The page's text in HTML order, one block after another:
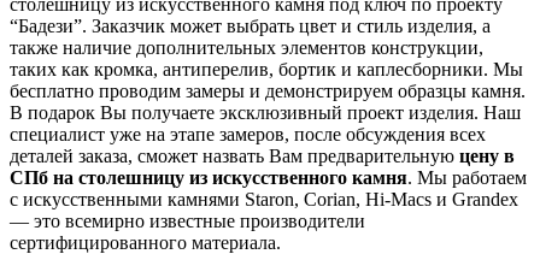
“Бадези”. Заказчик может выбрать цвет и стиль изделия, а
также наличие дополнительных элементов конструкции,
таких как кромка, антиперелив, бортик и каплесборники. Мы
бесплатно проводим замеры и демонстрируем образцы камня.
В подарок Вы получаете эксклюзивный проект изделия. Наш
специалист уже на этапе замеров, после обсуждения всех
деталей заказа, сможет назвать Вам предварительную цену в
СПб на столешницу из искусственного камня. Мы работаем
с искусственными камнями Staron, Corian, Hi-Macs и Grandex
— это всемирно известные производители
сертифицированного материала.